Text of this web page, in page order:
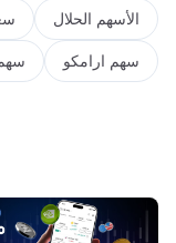
الأسهم الحلال
سهم ارامكو